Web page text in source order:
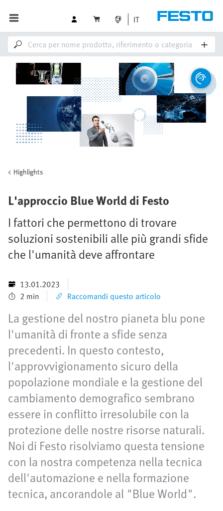
IT
Highlights
L'approccio Blue World di Festo
I fattori che permettono di trovare
soluzioni sostenibili alle più grandi sfide
che l'umanità deve affrontare
13.01.2023
2 min
Raccomandi questo articolo
La gestione del nostro pianeta blu pone
l'umanità di fronte a sfide senza
precedenti. In questo contesto,
l'approvvigionamento sicuro della
popolazione mondiale e la gestione del
cambiamento demografico sembrano
essere in conflitto irresolubile con la
protezione delle nostre risorse naturali.
Noi di Festo risolviamo questa tensione
con la nostra competenza nella tecnica
dell'automazione e nella formazione
tecnica, ancorandole al "Blue World".